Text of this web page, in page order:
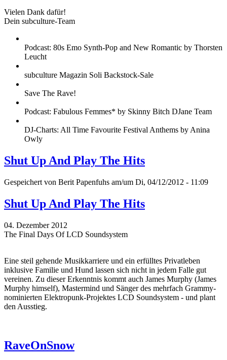
Vielen Dank dafür!
Dein subculture-Team
Podcast: 80s Emo Synth-Pop and New Romantic by Thorsten
Leucht
subculture Magazin Soli Backstock-Sale
Save The Rave!
Podcast: Fabulous Femmes* by Skinny Bitch DJane Team
DJ-Charts: All Time Favourite Festival Anthems by Anina
Owly
Shut Up And Play The Hits
Gespeichert von Berit Papenfuhs am/um Di, 04/12/2012 - 11:09
Shut Up And Play The Hits
04. Dezember 2012
The Final Days Of LCD Soundsystem
Eine steil gehende Musikkarriere und ein erfülltes Privatleben
inklusive Familie und Hund lassen sich nicht in jedem Falle gut
vereinen. Zu dieser Erkenntnis kommt auch James Murphy (James
Murphy himself), Mastermind und Sänger des mehrfach Grammy-
nominierten Elektropunk-Projektes LCD Soundsystem - und plant
den Ausstieg.
RaveOnSnow